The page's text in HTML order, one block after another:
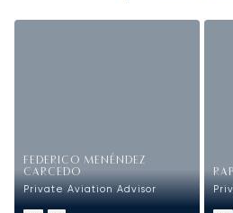
FEDERICO MENÉNDEZ
CARCEDO
Private Aviation Advisor